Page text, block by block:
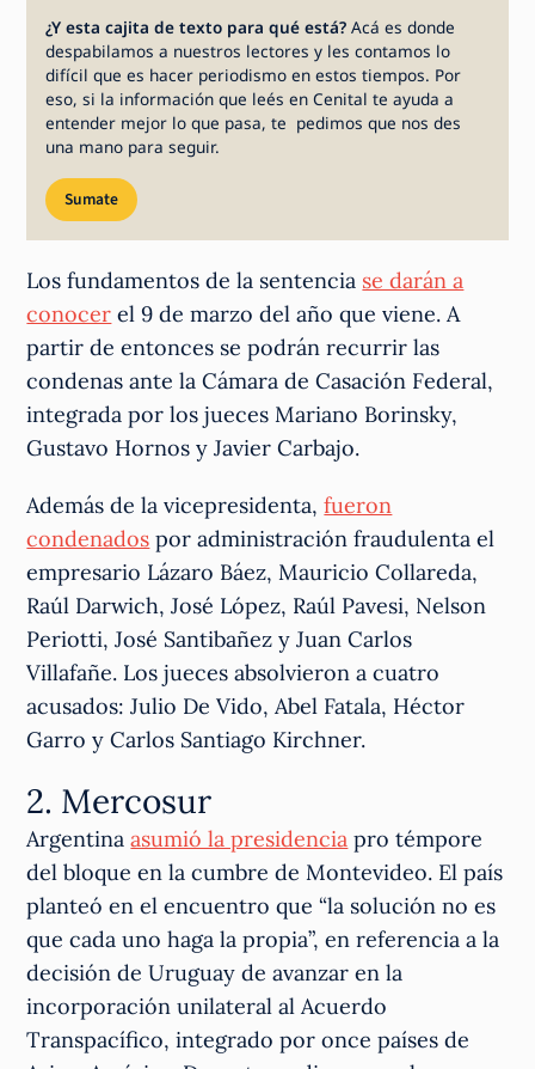
¿Y esta cajita de texto para qué está?Acá es donde
despabilamos a nuestros lectores y les contamos lo
difícil que es hacer periodismo en estos tiempos. Por
eso, si la información que leés en Cenital te ayuda a
entender mejor lo que pasa, te pedimos que nos des
una mano para seguir.
Sumate
Los fundamentos de la sentencia se darán a
conocer el 9 de marzo del año que viene. A
partir de entonces se podrán recurrir las
condenas ante la Cámara de Casación Federal,
integrada por los jueces Mariano Borinsky,
Gustavo Hornos y Javier Carbajo.
Además de la vicepresidenta,fueron
condenados por administración fraudulenta el
empresario Lázaro Báez, Mauricio Collareda,
Raúl Darwich, José López, Raúl Pavesi, Nelson
Periotti, José Santibañez y Juan Carlos
Villafañe. Los jueces absolvieron a cuatro
acusados: Julio De Vido, Abel Fatala, Héctor
Garro y Carlos Santiago Kirchner.
2. Mercosur
Argentinaasumió la presidencia pro témpore
del bloque en la cumbre de Montevideo. El país
planteó en el encuentro que “la solución no es
que cada uno haga la propia”, en referencia a la
decisión de Uruguay de avanzar en la
incorporación unilateral al Acuerdo
Transpacífico, integrado por once países de